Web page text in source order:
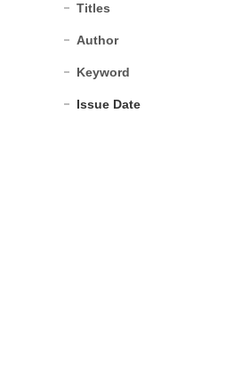
Titles
Author
Keyword
Issue Date